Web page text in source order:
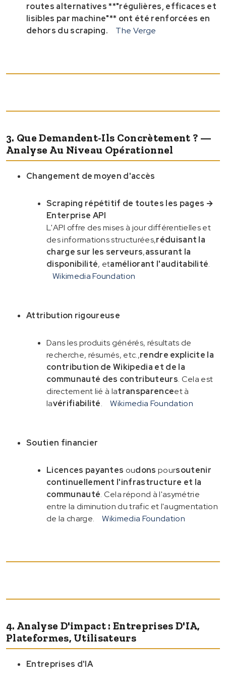
routes alternatives **"régulières, efficaces et
lisibles par machine"** ont été renforcées en
dehors du scraping.
The Verge
3. Que Demandent-Ils Concrètement ? —
Analyse Au Niveau Opérationnel
Changement de moyen d'accès
Scraping répétitif de toutes les pages →
Enterprise API
L'API offre des mises à jour différentielles et
des informations structurées,réduisant la
charge sur les serveurs,assurant la
disponibilité, etaméliorant l'auditabilité.
Wikimedia Foundation
Attribution rigoureuse
Dans les produits générés, résultats de
recherche, résumés, etc.,rendre explicite la
contribution de Wikipedia et de la
communauté des contributeurs. Cela est
directement lié à latransparenceet à
lavérifiabilité. Wikimedia Foundation
Soutien financier
Licences payantes oudons poursoutenir
continuellement l'infrastructure et la
communauté. Cela répond à l'asymétrie
entre la diminution du trafic et l'augmentation
de la charge.
Wikimedia Foundation
4. Analyse D'impact : Entreprises D'IA,
Plateformes, Utilisateurs
Entreprises d'IA